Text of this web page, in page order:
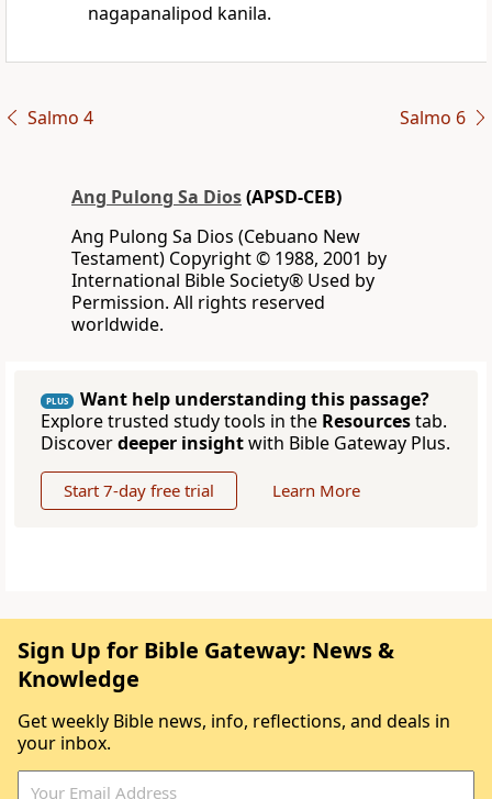
nagapanalipod kanila.
Salmo 4 Salmo 6
Ang Pulong Sa Dios(APSD-CEB)
Ang Pulong Sa Dios (Cebuano New
Testament) Copyright © 1988, 2001 by
International Bible Society® Used by
Permission. All rights reserved
worldwide.
PLUS
Want help understanding this passage?
Explore trusted study tools in the Resourcestab.
Discoverdeeper insightwith Bible Gateway Plus.
Start 7-day free trial Learn More
Sign Up for Bible Gateway: News &
Knowledge
Get weekly Bible news, info, reflections, and deals in
your inbox.